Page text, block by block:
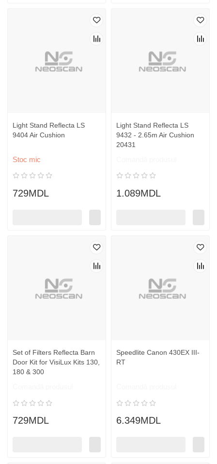
Light Stand Reflecta LS
9404 Air Cushion
Stoc mic
729MDL
Light Stand Reflecta LS
9432 - 2.65m Air Cushion
20431
1.089MDL
Set of Filters Reflecta Barn
Door Kit for VisiLux Kits 130,
180 & 300
729MDL
Speedlite Canon 430EX III-
RT
6.349MDL